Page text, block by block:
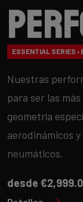
ESSENTIAL SERIES ›
Nuestras
para ser las
geometría
aerodinámicos
neumáticos.
desde